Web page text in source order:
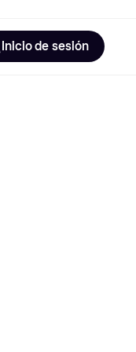
Inicio de sesión